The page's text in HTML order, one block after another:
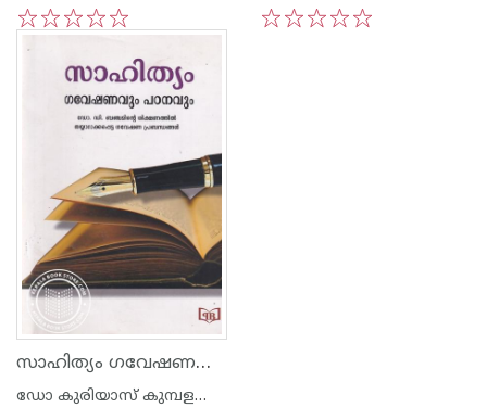
4
3
സാഹിത്യം ഗവേഷണവും പഠനവും
ഡോ കുരിയാസ് കുമ്പളക്കുഴി